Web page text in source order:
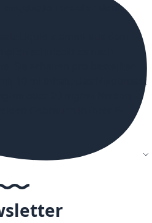
angeboten werden darf.
10 ml Inhalt. Das Nikotinsalz
Gebrauch in Ihrer E-